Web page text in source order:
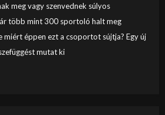
meg vagy szenvednek súlyos
több mint 300 sportoló halt meg
miért éppen ezt a csoportot sújtja? Egy új
mutat ki